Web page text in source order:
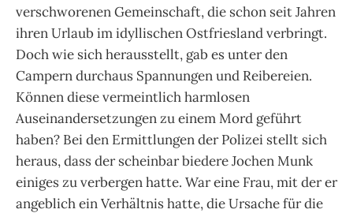
verschworenen Gemeinschaft, die schon seit Jahren
ihren Urlaub im idyllischen Ostfriesland verbringt.
Doch wie sich herausstellt, gab es unter den
Campern durchaus Spannungen und Reibereien.
Können diese vermeintlich harmlosen
Auseinandersetzungen zu einem Mord geführt
haben? Bei den Ermittlungen der Polizei stellt sich
heraus, dass der scheinbar biedere Jochen Munk
einiges zu verbergen hatte. War eine Frau, mit der er
angeblich ein Verhältnis hatte, die Ursache für die